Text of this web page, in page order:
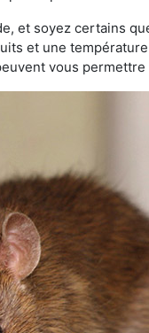
et soyez certains
et une
vous